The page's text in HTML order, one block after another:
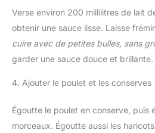
Verse environ 200 millilitres de lait
obtenir une sauce lisse. Laisse
cuire avec de petites bulles, sans
garder une sauce douce et brillante.
4. Ajouter le poulet et les conserves
Égoutte le poulet en conserve, puis
morceaux. Égoutte aussi les